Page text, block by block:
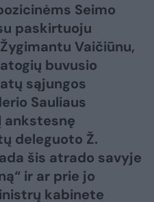
Seimo
paskirtuoju
Vaičiūnu,
buvusio
sąjungos
Sauliaus
ankstesnę
deleguoto Ž.
šis atrado savyje
ir ar prie jo
kabinete